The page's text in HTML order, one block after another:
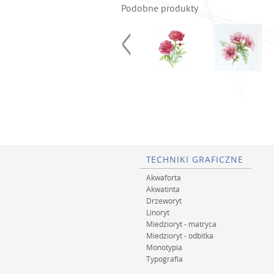
Podobne produkty
TECHNIKI GRAFICZNE
Akwaforta
Akwatinta
Drzeworyt
Linoryt
Miedzioryt - matryca
Miedzioryt - odbitka
Monotypia
Typografia